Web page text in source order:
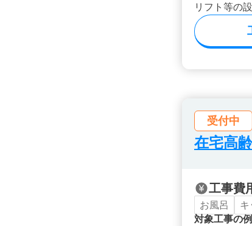
リフト等の
受付中
在宅高
工事費
お風呂
キ
対象工事の例